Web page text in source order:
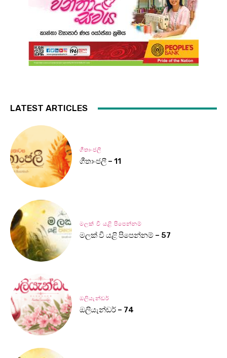
LATEST ARTICLES
ගීතාංජලී
ගීතාංජලී – 11
මලක් වී යළි පිපෙන්නම්
මලක් වී යළි පිපෙන්නම් – 57
ඔලියැන්ඩර්
ඔලියැන්ඩර් – 74